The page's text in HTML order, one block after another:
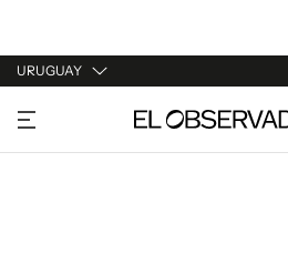
URUGUAY
URUGUAY
ARGENTINA